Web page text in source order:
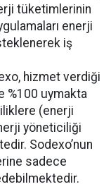
tüketimlerinin
enerji
iş
hizmet verdiği
%100 uymakta
(enerji
yöneticiliği
Sodexo’nun
sadece